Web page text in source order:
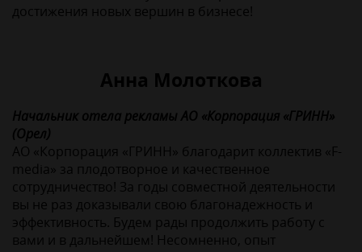
достижения новых вершин в бизнесе!
Анна Молоткова
Начальник отела рекламы АО «Корпорация «ГРИНН»
(Орел)
АО «Корпорация «ГРИНН» благодарит коллектив «F-
media» за плодотворное и качественное
сотрудничество! За годы совместной деятельности
вы не раз доказывали свою благонадежность и
эффективность. Будем рады продолжить работу с
вами и в дальнейшем! Несомненно, опыт